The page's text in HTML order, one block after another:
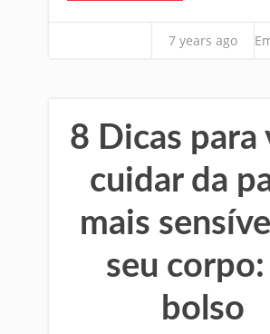
7 years ago
8 Dicas para
cuidar da
mais
seu
bolso